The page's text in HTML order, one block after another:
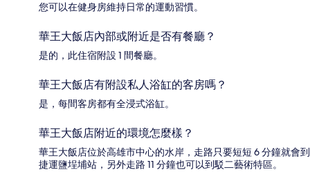
您可以在健身房維持日常的運動習慣。
華王大飯店內部或附近是否有餐廳？
是的，此住宿附設 1 間餐廳。
華王大飯店有附設私人浴缸的客房嗎？
是，每間客房都有全浸式浴缸。
華王大飯店附近的環境怎麼樣？
華王大飯店位於高雄市中心的水岸，走路只要短短 6 分鐘就會到
捷運鹽埕埔站，另外走路 11 分鐘也可以到駁二藝術特區。